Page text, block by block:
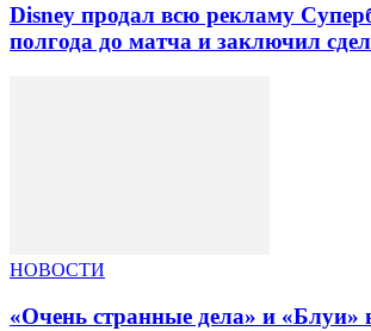
Disney продал всю рекламу
полгода до матча и заключил
НОВОСТИ
«Очень странные дела» и «Блуи»